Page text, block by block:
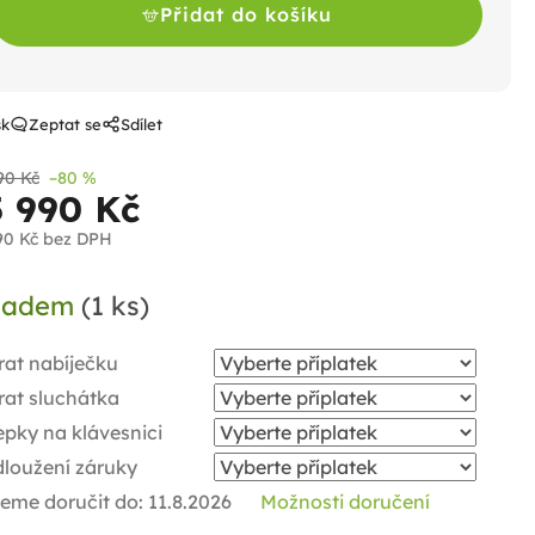
Kč –80 %
990 Kč
Kč bez DPH
(1 ks)
nabíječku
sluchátka
na klávesnici
záruky
doručit do: 11.8.2026 Možnosti doručení
Přidat do košíku
Zeptat se Sdílet